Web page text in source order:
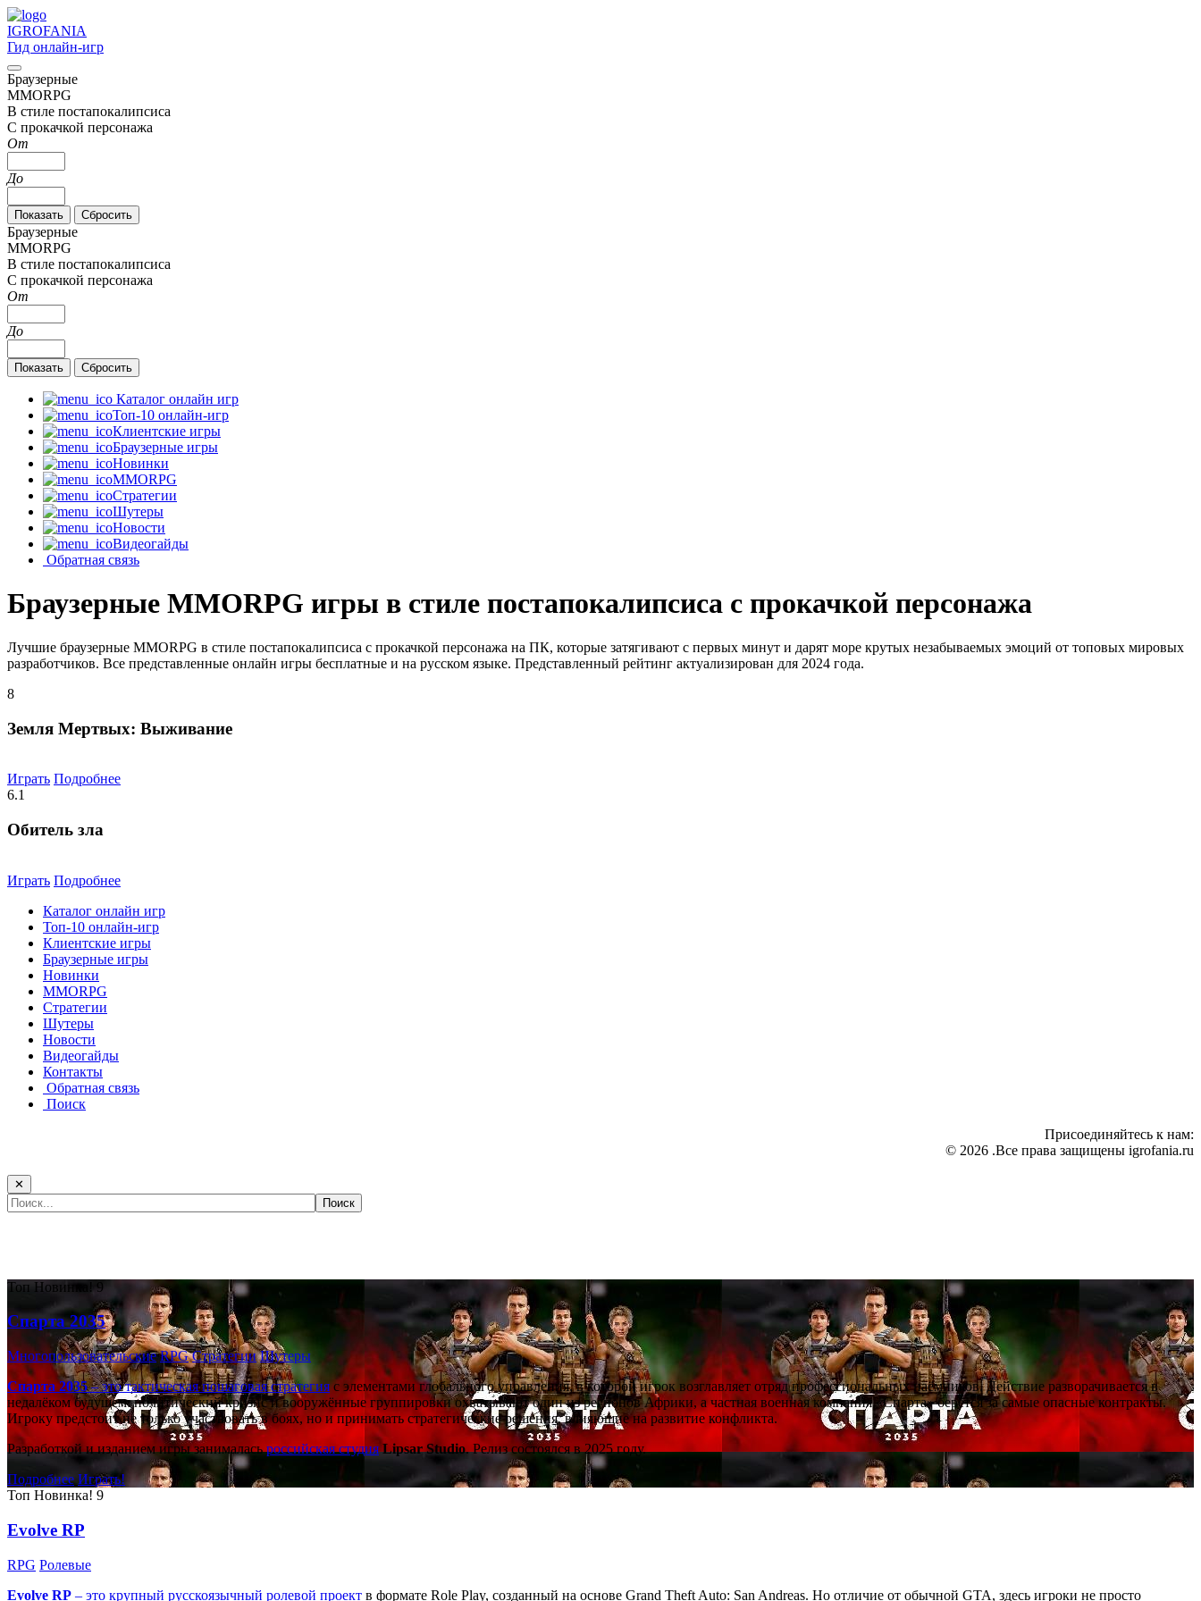
IGROFANIA
Гид онлайн-игр
Браузерные
MMORPG
В стиле постапокалипсиса
С прокачкой персонажа
От
До
Браузерные
MMORPG
В стиле постапокалипсиса
С прокачкой персонажа
От
До
Каталог онлайн игр
Топ-10 онлайн-игр
Клиентские игры
Браузерные игры
Новинки
MMORPG
Стратегии
Шутеры
Новости
Видеогайды
Обратная связь
Браузерные MMORPG игры в стиле постапокалипсиса с прокачкой персонажа
Лучшие браузерные MMORPG в стиле постапокалипсиса с прокачкой персонажа на ПК, которые затягивают с первых минут и дарят море крутых незабываемых эмоций от топовых мировых
разработчиков. Все представленные онлайн игры бесплатные и на русском языке. Представленный рейтинг актуализирован для 2024 года.
8
Земля Мертвых: Выживание
Играть Подробнее
6.1
Обитель зла
Играть Подробнее
Каталог онлайн игр
Топ-10 онлайн-игр
Клиентские игры
Браузерные игры
Новинки
MMORPG
Стратегии
Шутеры
Новости
Видеогайды
Контакты
Обратная связь
Поиск
Присоединяйтесь к нам:
© 2026 .Все права защищены igrofania.ru
✕
Топ Новинка! 9
Спарта 2035
Многопользовательские RPG Стратегии Шутеры
Спарта 2035– это тактическаяпошаговая стратегияс элементами глобального управления, в которой игрок возглавляет отряд профессиональных наёмников. Действие разворачивается в
недалёком будущем: политический кризис и вооружённые группировки охватывают один из регионов Африки, а частная военная компания «Спарта» берётся за самые опасные контракты.
Игроку предстоит не только участвовать в боях, но и принимать стратегические решения, влияющие на развитие конфликта.
Разработкой и изданием игры занималасьроссийская студия Lipsar Studio. Релиз состоялся в 2025 году.
Подробнее Играть!
Топ Новинка! 9
Evolve RP
RPG Ролевые
Evolve RP – это крупный русскоязычный ролевой проект в формате Role Play, созданный на основе Grand Theft Auto: San Andreas. Но отличие от обычной GTA, здесь игроки не просто